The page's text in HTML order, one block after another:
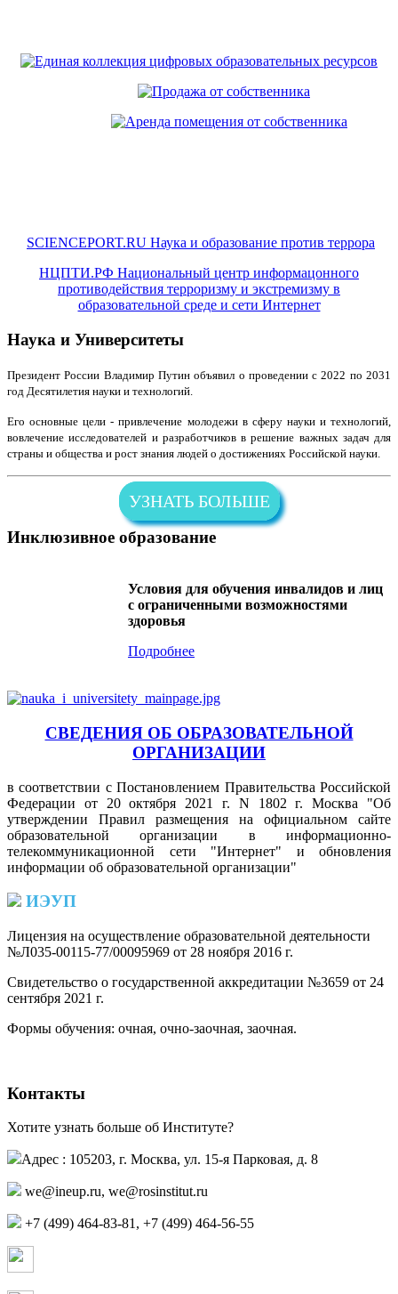
SCIENCEPORT.RU Наука и образование против террора
НЦПТИ.РФ Национальный центр информацонного
противодействия терроризму и экстремизму в
образовательной среде и сети Интернет
Наука и Университеты
Президент России Владимир Путин объявил о проведении с 2022 по 2031
год Десятилетия науки и технологий.
Его основные цели - привлечение молодежи в сферу науки и технологий,
вовлечение исследователей и разработчиков в решение важных задач для
страны и общества и рост знания людей о достижениях Российской науки.
УЗНАТЬ БОЛЬШЕ
Инклюзивное образование
Условия для обучения инвалидов и лиц
с ограниченными возможностями
здоровья
Подробнее
СВЕДЕНИЯ ОБ ОБРАЗОВАТЕЛЬНОЙ
ОРГАНИЗАЦИИ
в соответствии с Постановлением Правительства Российской
Федерации от 20 октября 2021 г. N 1802 г. Москва "Об
утверждении Правил размещения на официальном сайте
образовательной организации в информационно-
телекоммуникационной сети "Интернет" и обновления
информации об образовательной организации"
ИЭУП
Лицензия на осуществление образовательной деятельности
№Л035-00115-77/00095969 от 28 ноября 2016 г.
Свидетельство о государственной аккредитации №3659 от 24
сентября 2021 г.
Формы обучения: очная, очно-заочная, заочная.
Контакты
Хотите узнать больше об Институте?
Адрес : 105203, г. Москва, ул. 15-я Парковая, д. 8
,
+7 (499) 464-83-81, +7 (499) 464-56-55